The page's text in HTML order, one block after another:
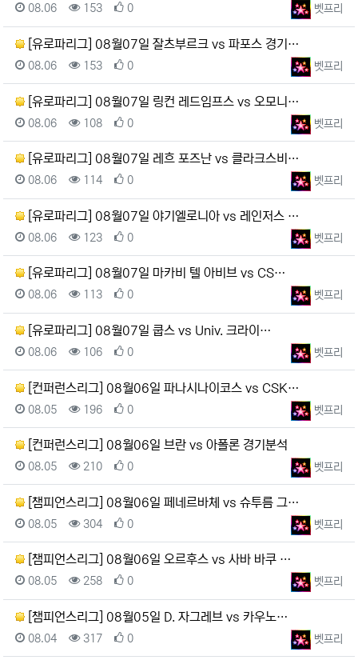
등록자벳프리
등록일
08.06 조회
153 추천
0
[유로파리그] 08월07일 잘츠부르크 vs 파포스 경기…
등록자벳프리
등록일
08.06 조회
153 추천
0
[유로파리그] 08월07일 링컨 레드임프스 vs 오모니…
등록자벳프리
등록일
08.06 조회
108 추천
0
[유로파리그] 08월07일 레흐 포즈난 vs 클라크스비…
등록자벳프리
등록일
08.06 조회
114 추천
0
[유로파리그] 08월07일 야기엘로니아 vs 레인저스 …
등록자벳프리
등록일
08.06 조회
123 추천
0
[유로파리그] 08월07일 마카비 텔 아비브 vs CS…
등록자벳프리
등록일
08.06 조회
113 추천
0
[유로파리그] 08월07일 쿱스 vs Univ. 크라이…
등록자벳프리
등록일
08.06 조회
106 추천
0
[컨퍼런스리그] 08월06일 파나시나이코스 vs CSK…
등록자벳프리
등록일
08.05 조회
196 추천
0
[컨퍼런스리그] 08월06일 브란 vs 아폴론 경기분석
등록자벳프리
등록일
08.05 조회
210 추천
0
[챔피언스리그] 08월06일 페네르바체 vs 슈투름 그…
등록자벳프리
등록일
08.05 조회
304 추천
0
[챔피언스리그] 08월06일 오르후스 vs 사바 바쿠 …
등록자벳프리
등록일
08.05 조회
258 추천
0
[챔피언스리그] 08월05일 D. 자그레브 vs 카우노…
등록자벳프리
등록일
08.04 조회
317 추천
0